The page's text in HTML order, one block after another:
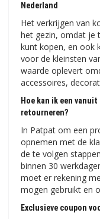
Nederland
Het verkrijgen van
het gezin, omdat je
kunt kopen, en ook
voor de kleinsten
waarde oplevert
accessoires,
Hoe kan ik een
retourneren?
In Patpat om een
opnemen met de
de te volgen
binnen 30
moet er rekening
mogen gebruikt en
Exclusieve coupon